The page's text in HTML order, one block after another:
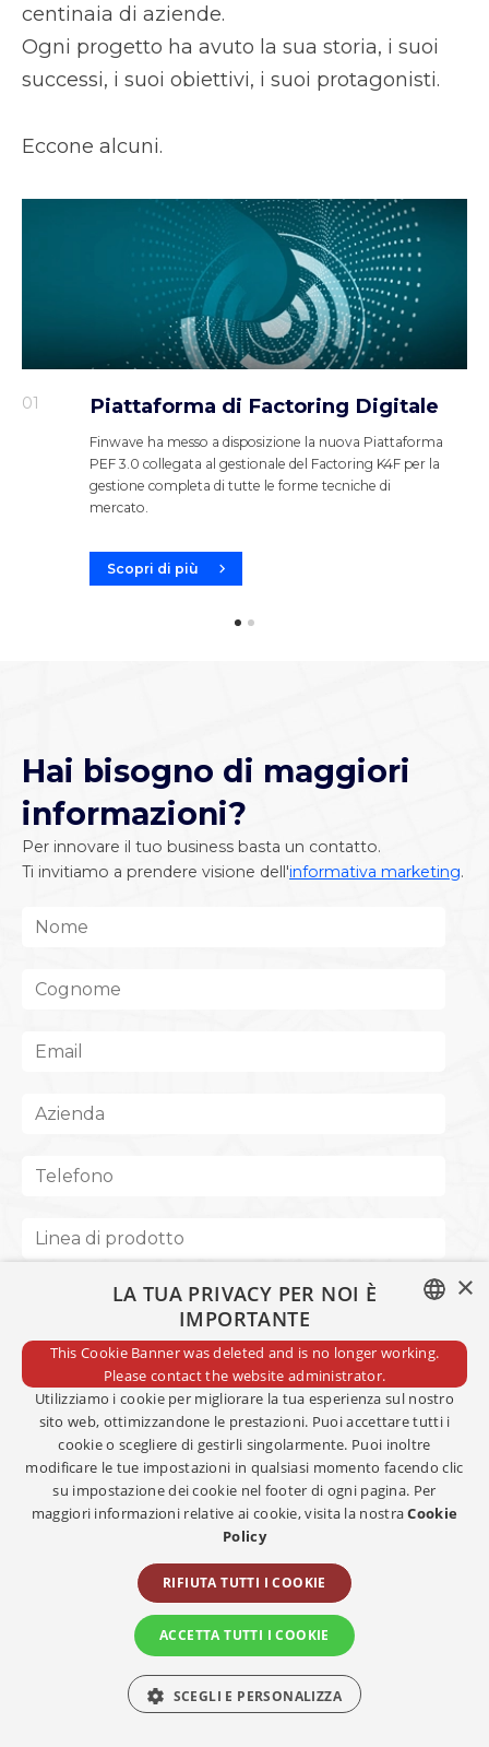
centinaia di aziende.
Ogni progetto ha avuto la sua storia, i suoi
successi, i suoi obiettivi, i suoi protagonisti.
Eccone alcuni.
01 Piattaforma di Factoring Digitale
Finwave ha messo a disposizione la nuova Piattaforma
PEF 3.0 collegata al gestionale del Factoring K4F per la
gestione completa di tutte le forme tecniche di
mercato.
Scopri di più
Hai bisogno di maggiori
informazioni?
Per innovare il tuo business basta un contatto.
Ti invitiamo a prendere visione dell'informativa marketing.
Cliccando sul pulsante “Conferma” dichiaro di aver letto e
compreso l' informativa marketing.
Acconsento a ricevere comunicazioni commerciali e
promozionali relative a servizi e prodotti nonché
messaggi informativi relativi alle attività di marketing,
così come esplicitato nellaPrivacy Policy
CONFERMA
ITALIAN
×
LA TUA PRIVACY PER NOI È
IMPORTANTE
This Cookie Banner was deleted and is no longer working.
Please contact the website administrator.
Utilizziamo i cookie per migliorare la tua esperienza sul nostro
sito web, ottimizzandone le prestazioni. Puoi accettare tutti i
cookie o scegliere di gestirli singolarmente. Puoi inoltre
modificare le tue impostazioni in qualsiasi momento facendo clic
su impostazione dei cookie nel footer di ogni pagina. Per
maggiori informazioni relative ai cookie, visita la nostraCookie
Policy
ACCETTA TUTTI I COOKIE
RIFIUTA TUTTI I COOKIE
SCEGLI E PERSONALIZZA